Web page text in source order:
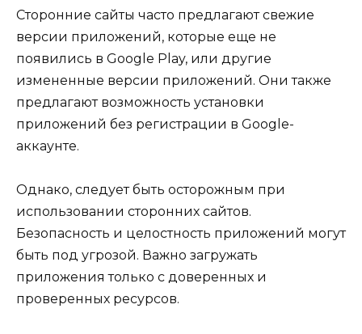
Сторонние сайты часто предлагают свежие
версии приложений, которые еще не
появились в Google Play, или другие
измененные версии приложений. Они также
предлагают возможность установки
приложений без регистрации в Google-
аккаунте.
Однако, следует быть осторожным при
использовании сторонних сайтов.
Безопасность и целостность приложений могут
быть под угрозой. Важно загружать
приложения только с доверенных и
проверенных ресурсов.